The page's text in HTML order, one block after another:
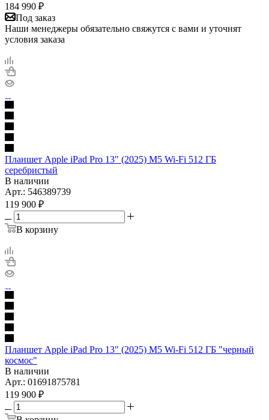
184 990 ₽
Под заказ
Наши менеджеры обязательно свяжутся с вами и уточнят
условия заказа
Планшет Apple iPad Pro 13" (2025) M5 Wi-Fi 512 ГБ
серебристый
В наличии
Арт.: 546389739
119 900 ₽
В корзину
Планшет Apple iPad Pro 13" (2025) M5 Wi-Fi 512 ГБ "черный
космос"
В наличии
Арт.: 01691875781
119 900 ₽